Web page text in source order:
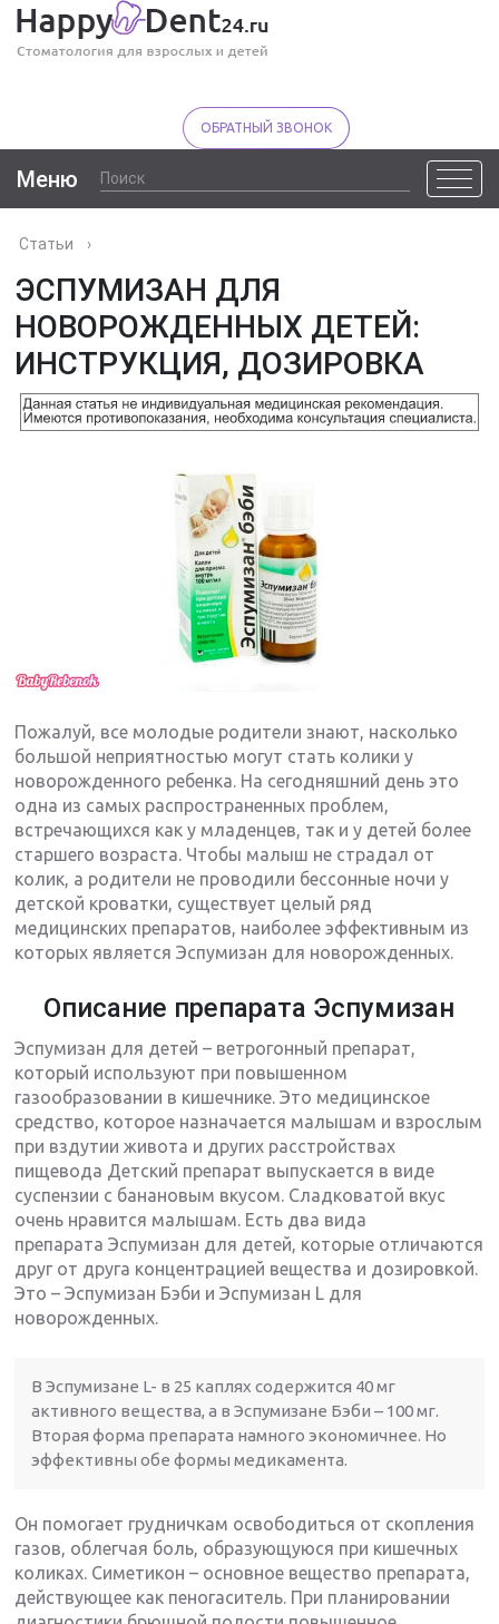
ОБРАТНЫЙ ЗВОНОК
Меню
Статьи ›
ЭСПУМИЗАН ДЛЯ
НОВОРОЖДЕННЫХ ДЕТЕЙ:
ИНСТРУКЦИЯ, ДОЗИРОВКА
Пожалуй, все молодые родители знают, насколько
большой неприятностью могут стать колики у
новорожденного ребенка. На сегодняшний день это
одна из самых распространенных проблем,
встречающихся как у младенцев, так и у детей более
старшего возраста. Чтобы малыш не страдал от
колик, а родители не проводили бессонные ночи у
детской кроватки, существует целый ряд
медицинских препаратов, наиболее эффективным из
которых является Эспумизан для новорожденных.
Описание препарата Эспумизан
Эспумизан для детей – ветрогонный препарат,
который используют при повышенном
газообразовании в кишечнике. Это медицинское
средство, которое назначается малышам и взрослым
при вздутии живота и других расстройствах
пищевода Детский препарат выпускается в виде
суспензии с банановым вкусом. Сладковатой вкус
очень нравится малышам. Есть два вида
препарата Эспумизан для детей, которые отличаются
друг от друга концентрацией вещества и дозировкой.
Это – Эспумизан Бэби и Эспумизан L для
новорожденных.
В Эспумизане L- в 25 каплях содержится 40 мг
активного вещества, а в Эспумизане Бэби – 100 мг.
Вторая форма препарата намного экономичнее. Но
эффективны обе формы медикамента.
Он помогает грудничкам освободиться от скопления
газов, облегчая боль, образующуюся при кишечных
коликах. Симетикон – основное вещество препарата,
действующее как пеногаситель. При планировании